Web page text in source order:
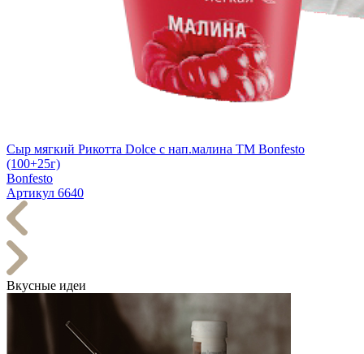
Сыр мягкий Рикотта Dolce с нап.малина TM Bonfesto
(100+25г)
Bonfesto
Артикул 6640
Вкусные идеи